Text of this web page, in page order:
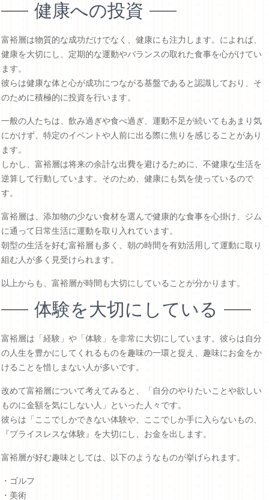
健康への投資
富裕層は物質的な成功だけでなく、健康にも注力します。によれば、
健康を大切にし、定期的な運動やバランスの取れた食事を心がけてい
ます。
彼らは健康な体と心が成功につながる基盤であると認識しており、そ
のために積極的に投資を行います。
一般の人たちは、飲み過ぎや食べ過ぎ、運動不足が続いてもあまり気
にかけず、特定のイベントや人前に出る際に焦りを感じることがあり
ます。
しかし、富裕層は将来の余計な出費を避けるために、不健康な生活を
逆算して行動しています。そのため、健康にも気を使っているので
す。
富裕層は、添加物の少ない食材を選んで健康的な食事を心掛け、ジム
に通って日常生活に運動を取り入れています。
朝型の生活を好む富裕層も多く、朝の時間を有効活用して運動に取り
組む人が多く見受けられます。
以上からも、富裕層が時間も大切にしていることが分かります。
体験を大切にしている
富裕層は「経験」や「体験」を非常に大切にしています。彼らは自分
の人生を豊かにしてくれるものを趣味の一環と捉え、趣味にお金をか
けることを惜しまない人が多いです。
改めて富裕層について考えてみると、「自分のやりたいことや欲しい
ものに金額を気にしない人」といった人々です。
彼らは「ここでしかできない体験や、ここでしか手に入らないもの、
『プライスレスな体験』を大切にし、お金を出します。
富裕層が好む趣味としては、以下のようなものが挙げられます。
・ゴルフ
・美術